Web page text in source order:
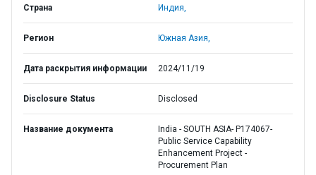
Страна Индия,
Регион Южная Азия,
Дата раскрытия информации 2024/11/19
Disclosure Status Disclosed
Название документа
India - SOUTH ASIA- P174067-
Public Service Capability
Enhancement Project -
Procurement Plan